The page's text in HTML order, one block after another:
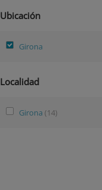
Ubicación
Girona
Localidad
Girona (14)